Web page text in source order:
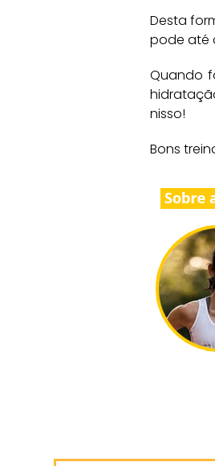
Desta
pode até
Quando
nisso!
Bons